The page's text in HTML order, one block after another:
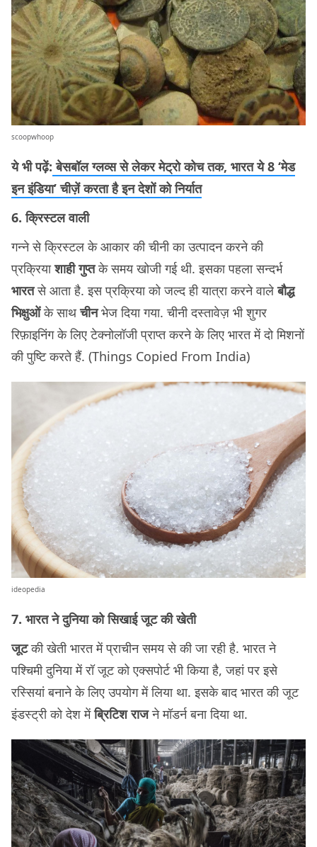
scoopwhoop
ये भी पढ़ें: बेसबॉल ग्लव्स से लेकर मेट्रो कोच तक, भारत ये 8 ‘मेड
इन इंडिया’ चीज़ें करता है इन देशों को निर्यात
6. क्रिस्टल वाली
गन्ने से क्रिस्टल के आकार की चीनी का उत्पादन करने की
प्रक्रियाशाही गुप्तके समय खोजी गई थी. इसका पहला सन्दर्भ
भारतसे आता है. इस प्रक्रिया को जल्द ही यात्रा करने वालेबौद्ध
भिक्षुओंके साथचीनभेज दिया गया. चीनी दस्तावेज़ भी शुगर
रिफ़ाइनिंग के लिए टेक्नोलॉजी प्राप्त करने के लिए भारत में दो मिशनों
की पुष्टि करते हैं. (Things Copied From India)
ideopedia
7. भारत ने दुनिया को सिखाई जूट की खेती
जूटकी खेती भारत में प्राचीन समय से की जा रही है. भारत ने
पश्चिमी दुनिया में रॉ जूट को एक्सपोर्ट भी किया है, जहां पर इसे
रस्सियां बनाने के लिए उपयोग में लिया था. इसके बाद भारत की जूट
इंडस्ट्री को देश मेंब्रिटिश राजने मॉडर्न बना दिया था.